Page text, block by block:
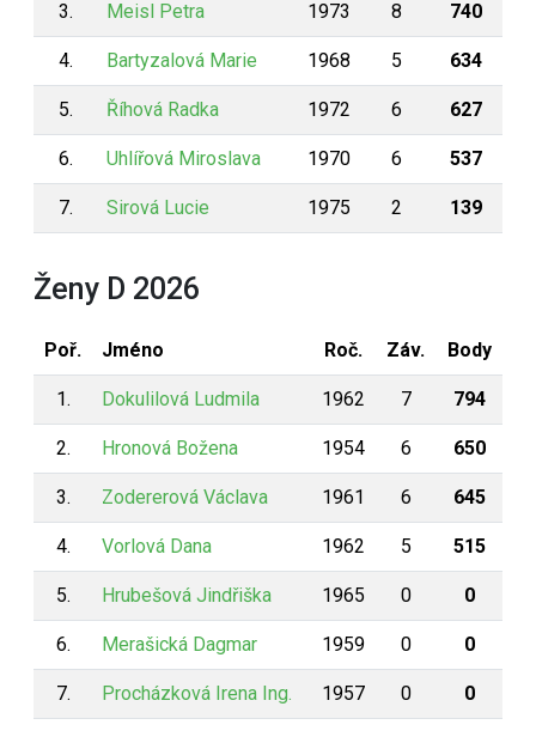
3. Meisl Petra 1973 8 740
4. Bartyzalová Marie 1968 5 634
5. Říhová Radka 1972 6 627
6. Uhlířová Miroslava 1970 6 537
7. Sirová Lucie 1975 2 139
Ženy D 2026
Poř. Jméno Roč. Záv. Body
1. Dokulilová Ludmila 1962 7 794
2. Hronová Božena 1954 6 650
3. Zodererová Václava 1961 6 645
4. Vorlová Dana 1962 5 515
5. Hrubešová Jindřiška 1965 0 0
6. Merašická Dagmar 1959 0 0
7. Procházková Irena Ing. 1957 0 0